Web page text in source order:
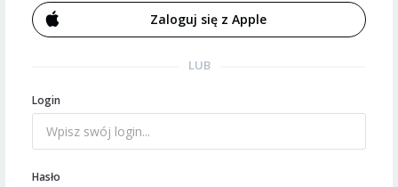
Zaloguj się z Apple
LUB
Login
Hasło